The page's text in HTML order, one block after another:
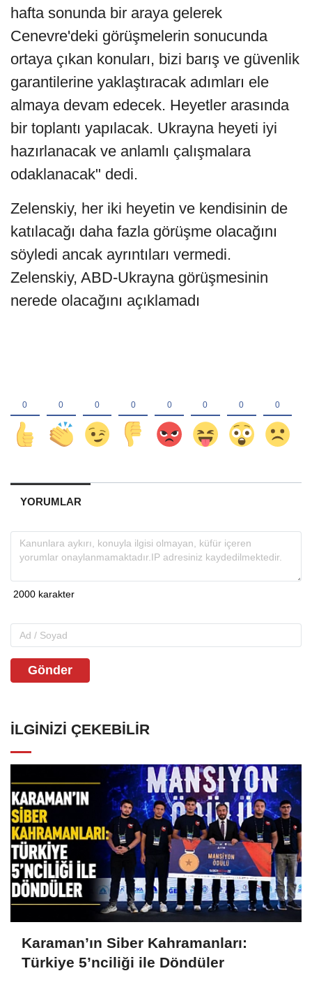
hafta sonunda bir araya gelerek
Cenevre'deki görüşmelerin sonucunda
ortaya çıkan konuları, bizi barış ve güvenlik
garantilerine yaklaştıracak adımları ele
almaya devam edecek. Heyetler arasında
bir toplantı yapılacak. Ukrayna heyeti iyi
hazırlanacak ve anlamlı çalışmalara
odaklanacak" dedi.
Zelenskiy, her iki heyetin ve kendisinin de
katılacağı daha fazla görüşme olacağını
söyledi ancak ayrıntıları vermedi.
Zelenskiy, ABD-Ukrayna görüşmesinin
nerede olacağını açıklamadı
YORUMLAR
Gönder
İLGINIZI ÇEKEBILIR
Karaman’ın Siber Kahramanları:
Türkiye 5’nciliği ile Döndüler